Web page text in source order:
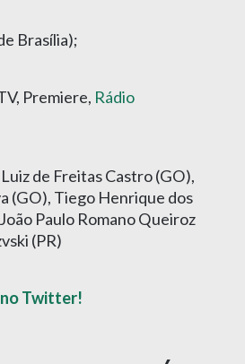
Brasília);
Premiere, Rádio
de Freitas Castro (GO),
(GO), Tiego Henrique dos
Paulo Romano Queiroz
(PR)
no Twitter!